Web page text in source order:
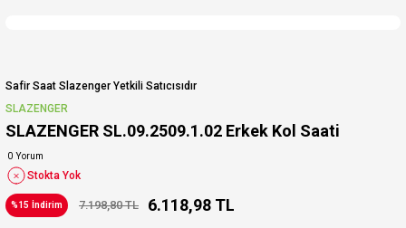
Safir Saat Slazenger Yetkili Satıcısıdır
SLAZENGER
SLAZENGER SL.09.2509.1.02 Erkek Kol Saati
0 Yorum
Stokta Yok
%15 İndirim 7.198,80 TL 6.118,98 TL